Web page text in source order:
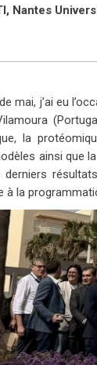
Nantes
mai, j’ai eu
la
ainsi que
derniers
à la